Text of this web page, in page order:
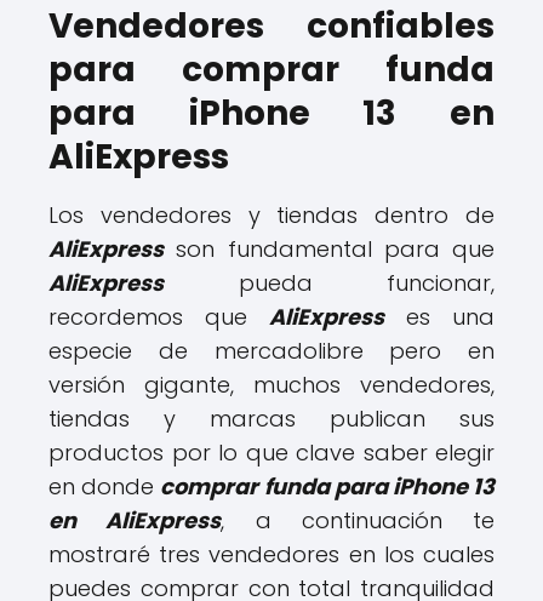
Vendedores confiables
para comprar funda
para iPhone 13 en
AliExpress
Los vendedores y tiendas dentro de
AliExpressson fundamental para que
AliExpresspueda funcionar,
recordemos que AliExpresses una
especie de mercadolibre pero en
versión gigante, muchos vendedores,
tiendas y marcas publican sus
productos por lo que clave saber elegir
en donde comprar funda para iPhone 13
en AliExpress, a continuación te
mostraré tres vendedores en los cuales
puedes comprar con total tranquilidad